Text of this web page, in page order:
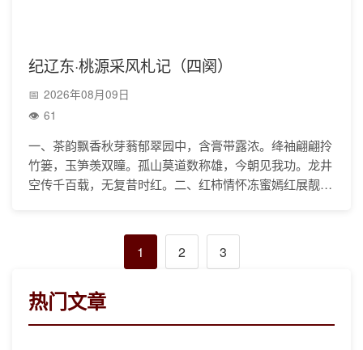
纪辽东·桃源采风札记（四阕）
2026年08月09日
61
一、茶韵飘香秋芽蓊郁翠园中，含膏带露浓。绛袖翩翩拎
竹篓，玉笋羡双瞳。孤山莫道数称雄，今朝见我功。龙井
空传千百载，无复昔时红。二、红柿情怀冻蜜嫣红展靓
1 2 3
热门文章